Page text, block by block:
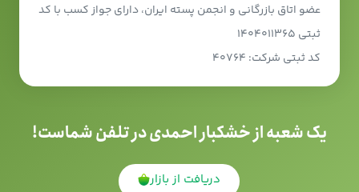
عضو اتاق بازرگانی و انجمن پسته ایران، دارای جواز کسب با کد
ثبتی ۱۴۰۴۰۱۱۳۶۵
کد ثبتی شرکت: ۴۰۷۶۴
یک شعبه از خشکبار احمدی در تلفن شماست!
دریافت از بازار